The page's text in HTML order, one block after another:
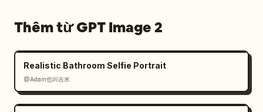
Thêm từ GPT Image 2
Realistic Bathroom Selfie Portrait
@Adam也叫吉米